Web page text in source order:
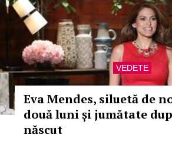
VEDETE
Eva Mendes, siluetă de
două luni și jumătate
născut